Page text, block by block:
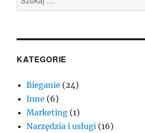
KATEGORIE
Bieganie (24)
Inne (6)
Marketing (1)
Narzędzia i usługi (16)